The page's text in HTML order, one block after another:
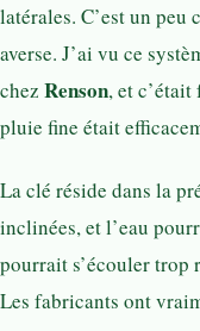
latérales. C’est un
averse. J’ai vu ce
chez Renson, et
pluie fine était
La clé réside dans la
inclinées, et l’eau
pourrait s’écouler trop
Les fabricants ont